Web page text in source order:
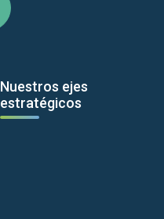
Nuestros ejes
estratégicos